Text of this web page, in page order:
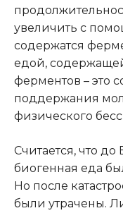
увеличить с
содержатся
едой,
ферментов – это
поддержания
физического
Считается, что
биогенная еда
Но после
были утрачены.